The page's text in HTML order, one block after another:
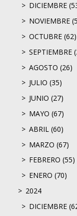
DICIEMBRE
NOVIEMBRE
OCTUBRE (62)
SEPTIEMBRE
AGOSTO (26)
JULIO (35)
JUNIO (27)
MAYO (67)
ABRIL (60)
MARZO (67)
FEBRERO (55)
ENERO (70)
2024
DICIEMBRE